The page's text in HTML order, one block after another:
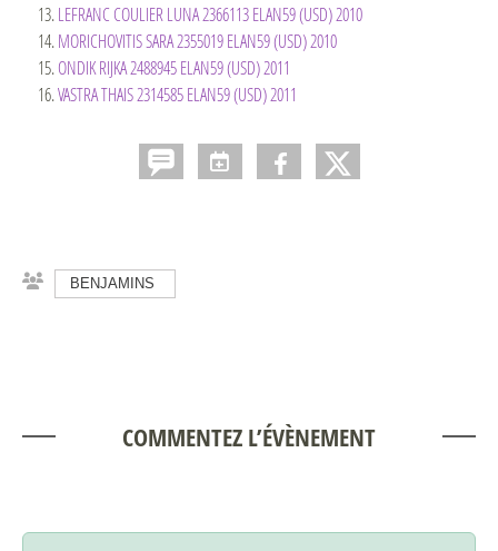
LEFRANC COULIER LUNA 2366113 ELAN59 (USD) 2010
MORICHOVITIS SARA 2355019 ELAN59 (USD) 2010
ONDIK RIJKA 2488945 ELAN59 (USD) 2011
VASTRA THAIS 2314585 ELAN59 (USD) 2011
BENJAMINS
COMMENTEZ L’ÉVÈNEMENT